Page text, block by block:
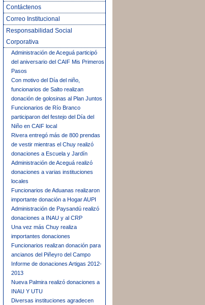
Contáctenos
Correo Institucional
Responsabilidad Social
Corporativa
Administración de Aceguá participó
del aniversario del CAIF Mis Primeros
Pasos
Con motivo del Día del niño,
funcionarios de Salto realizan
donación de golosinas al Plan Juntos
Funcionarios de Río Branco
participaron del festejo del Día del
Niño en CAIF local
Rivera entregó más de 800 prendas
de vestir mientras el Chuy realizó
donaciones a Escuela y Jardín
Administración de Aceguá realizó
donaciones a varias instituciones
locales
Funcionarios de Aduanas realizaron
importante donación a Hogar AUPI
Administración de Paysandú realizó
donaciones a INAU y al CRP
Una vez más Chuy realiza
importantes donaciones
Funcionarios realizan donación para
ancianos del Piñeyro del Campo
Informe de donaciones Artigas 2012-
2013
Nueva Palmira realizó donaciones a
INAU Y UTU
Diversas instituciones agradecen